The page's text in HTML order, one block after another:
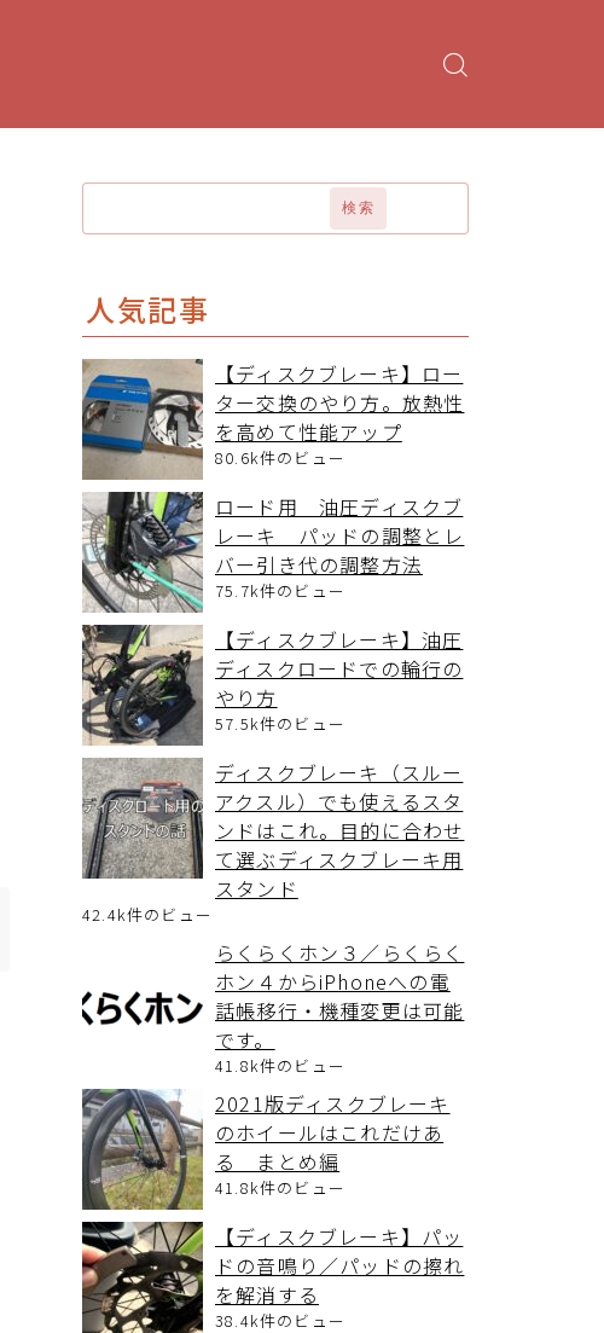
検索
人気記事
【ディスクブレーキ】ロー
ター交換のやり方。放熱性
を高めて性能アップ
80.6k件のビュー
ロード用 油圧ディスクブ
レーキ パッドの調整とレ
バー引き代の調整方法
75.7k件のビュー
【ディスクブレーキ】油圧
ディスクロードでの輪行の
やり方
57.5k件のビュー
ディスクブレーキ（スルー
アクスル）でも使えるスタ
ンドはこれ。目的に合わせ
て選ぶディスクブレーキ用
スタンド
42.4k件のビュー
らくらくホン３／らくらく
ホン４からiPhoneへの電
話帳移行・機種変更は可能
です。
41.8k件のビュー
2021版ディスクブレーキ
のホイールはこれだけあ
る まとめ編
41.8k件のビュー
【ディスクブレーキ】パッ
ドの音鳴り／パッドの擦れ
を解消する
38.4k件のビュー